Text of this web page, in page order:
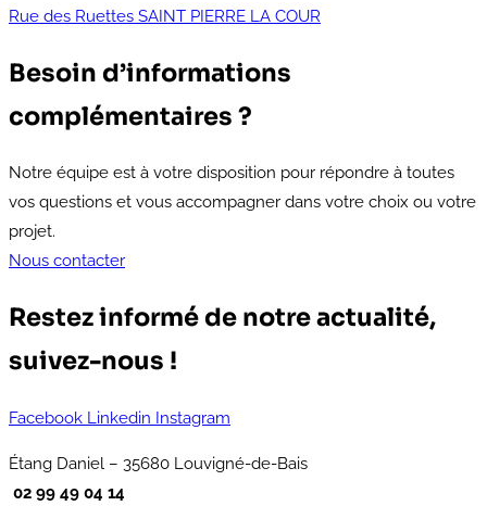
Rue des Ruettes SAINT PIERRE LA COUR
Besoin d’informations
complémentaires ?
Notre équipe est à votre disposition pour répondre à toutes
vos questions et vous accompagner dans votre choix ou votre
projet.
Nous contacter
Restez informé de notre actualité,
suivez-nous !
Facebook Linkedin Instagram
Étang Daniel – 35680 Louvigné-de-Bais
02 99 49 04 14